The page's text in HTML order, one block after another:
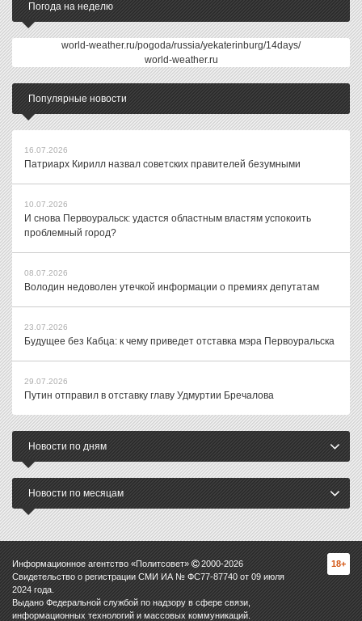
Погода на неделю
world-weather.ru/pogoda/russia/yekaterinburg/14days/
world-weather.ru
Популярные новости
16.07.2026
Патриарх Кирилл назвал советских правителей безумными
10.07.2026
И снова Первоуральск: удастся областным властям успокоить
проблемный город?
08.07.2026
Володин недоволен утечкой информации о премиях депутатам
23.07.2026
Будущее без Кабца: к чему приведет отставка мэра Первоуральска
29.07.2026
Путин отправил в отставку главу Удмуртии Бречалова
Новости по дням
Новости по месяцам
Информационное агентство «Политсовет» 2000-2026
Свидетельство о регистрации СМИ ИА № ФС77-87740 от 09 июля
2024 года.
Выдано Федеральной службой по надзору в сфере связи,
информационных технологий и массовых коммуникаций.
18+